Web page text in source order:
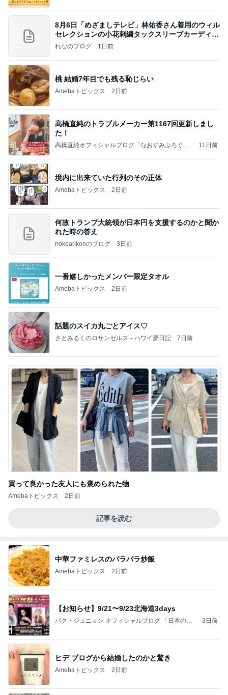
8月6日「めざましテレビ」林佑香さん着用のウィル
セレクションの小花刺繍タックスリーブカーディガ
ン
れなのブログ 1日前
桃 結婚7年目でも残る恥じらい
Amebaトピックス 2日前
高橋直純のトラブルメーカー第1167回更新しまし
た！
高橋直純オフィシャルブログ「なおずみぶろぐ」
11日前
境内に出来ていた行列のその正体
Amebaトピックス 2日前
何故トランプ大統領が日本円を支援するのかと聞か
れた時の答え
nokoarikonのブログ 3日前
一番嬉しかったメンバー限定タオル
Amebaトピックス 2日前
話題のスイカ丸ごとアイス♡
さとみるくのロサンゼルス⇔ハワイ夢日記 7日前
買って良かった友人にも褒められた物
Amebaトピックス 2日前
記事を読む
中華ファミレスのパラパラ炒飯
Amebaトピックス 2日前
【お知らせ】9/21〜9/23北海道3days
パク・ジュニョン オフィシャルブログ 「日本の
3日前
ヒデ ブログから結婚したのかと驚き
Amebaトピックス 2日前